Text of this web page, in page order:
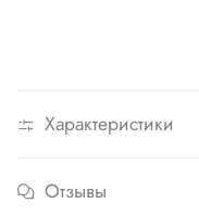
Характеристики
Отзывы